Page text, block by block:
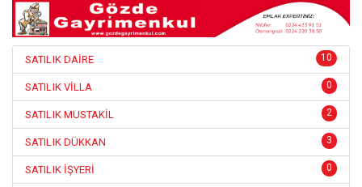
10
SATILIK DAİRE
0
SATILIK VİLLA
2
SATILIK MUSTAKİL
3
SATILIK DÜKKAN
0
SATILIK İŞYERİ